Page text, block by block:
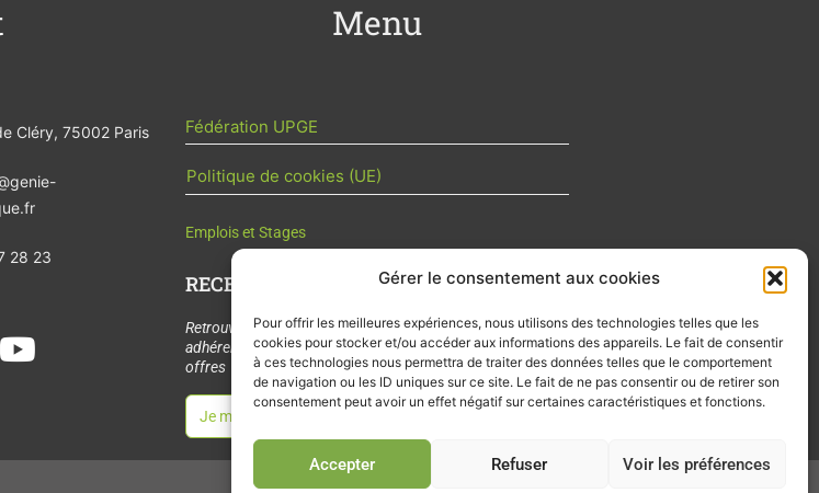
Gérer le consentement aux cookies
Pour offrir les meilleures expériences, nous utilisons des technologies telles que les
cookies pour stocker et/ou accéder aux informations des appareils. Le fait de consentir
à ces technologies nous permettra de traiter des données telles que le comportement
de navigation ou les ID uniques sur ce site. Le fait de ne pas consentir ou de retirer son
consentement peut avoir un effet négatif sur certaines caractéristiques et fonctions.
Accepter Refuser Voir les préférences
Cléry, 75002 Paris
28 23
Y
o
u
Menu
Fédération UPGE
Politique de cookies (UE)
Emplois et Stages
RECEVOIR L'ACTU DE LA FILIÈRE
Retrouvez tous les mois les articles terrain de nos
adhérents, les rendez-vous importants de la filière, nos
offres de stages et d’emplois…
Je m'abonne à la lettre d'info